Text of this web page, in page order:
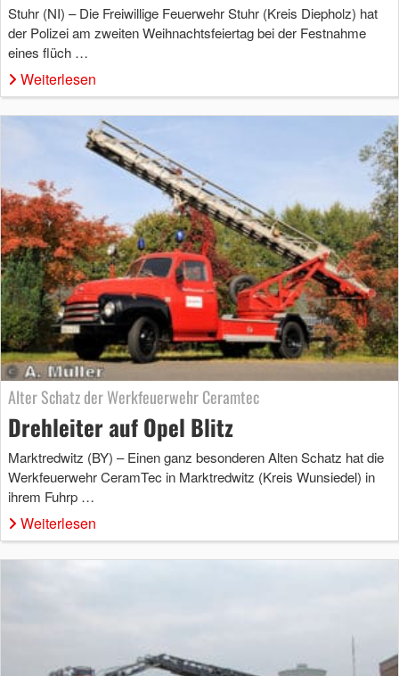
Stuhr (NI) – Die Freiwillige Feuerwehr Stuhr (Kreis Diepholz) hat
der Polizei am zweiten Weihnachtsfeiertag bei der Festnahme
eines flüch …
Weiterlesen
Alter Schatz der Werkfeuerwehr Ceramtec
Drehleiter auf Opel Blitz
Marktredwitz (BY) – Einen ganz besonderen Alten Schatz hat die
Werkfeuerwehr CeramTec in Marktredwitz (Kreis Wunsiedel) in
ihrem Fuhrp …
Weiterlesen